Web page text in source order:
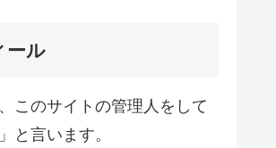
ール
このサイトの管理人をして
と言います。